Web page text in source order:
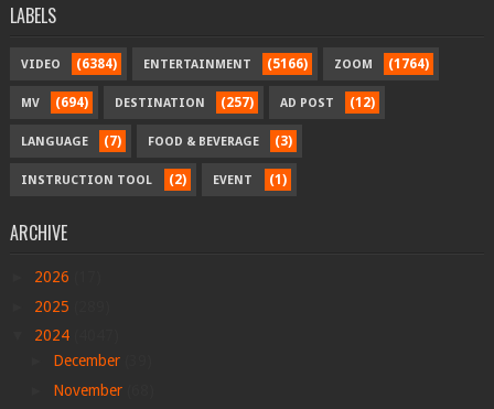
LABELS
VIDEO (6384) ENTERTAINMENT (5166) ZOOM (1764)
MV (694) DESTINATION (257) AD POST (12)
LANGUAGE (7) FOOD & BEVERAGE (3)
INSTRUCTION TOOL (2) EVENT (1)
ARCHIVE
2026
2025
2024
December
November